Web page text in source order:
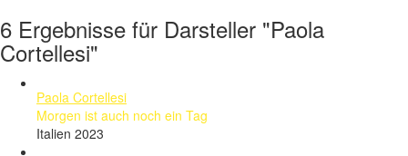
6 Ergebnisse für Darsteller "Paola
Cortellesi"
Paola Cortellesi
Morgen ist auch noch ein Tag
Italien 2023